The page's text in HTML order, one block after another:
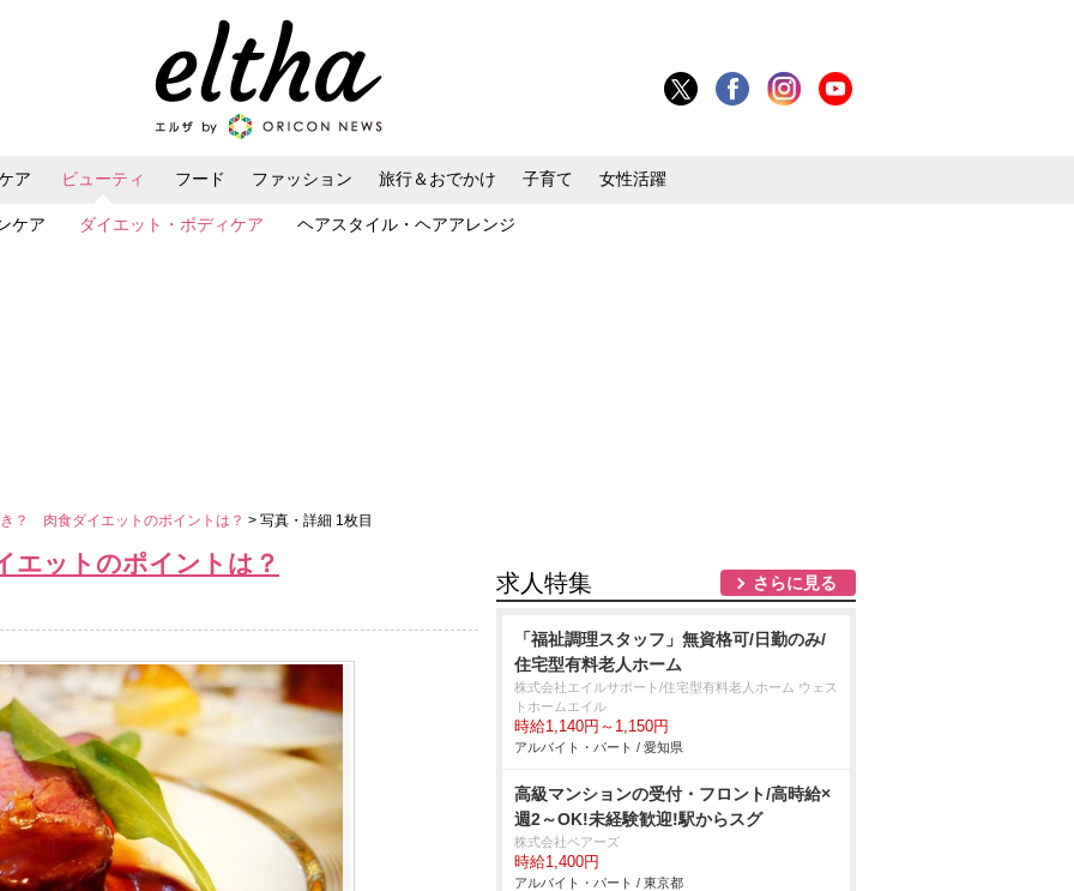
ア ビューティ
ケア ダイエット・ボディケア ヘアスタイル・ヘアアレンジ
フード ファッション 旅行＆おでかけ 子育て 女性活躍
？ 肉食ダイエットのポイントは？ > 写真・詳細 1枚目
ットのポイントは？
求人特集 さらに見る
「福祉調理スタッフ」無資格可/日勤のみ/
住宅型有料老人ホーム
株式会社エイルサポート/住宅型有料老人ホーム ウェス
トホームエイル
時給1,140円～1,150円
アルバイト・パート / 愛知県
高級マンションの受付・フロント/高時給×
週2～OK!未経験歓迎!駅からスグ
株式会社ベアーズ
時給1,400円
アルバイト・パート / 東京都